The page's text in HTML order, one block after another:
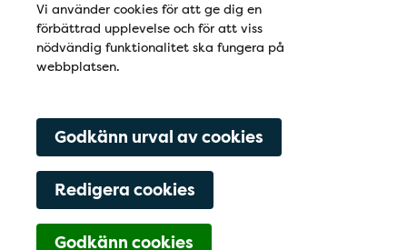
Vi använder cookies för att ge dig en
förbättrad upplevelse och för att viss
nödvändig funktionalitet ska fungera på
webbplatsen.
Godkänn urval av cookies
Redigera cookies
Godkänn cookies